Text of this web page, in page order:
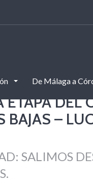
De Málaga a
ETAPA DEL
BAJAS –
SALIMOS